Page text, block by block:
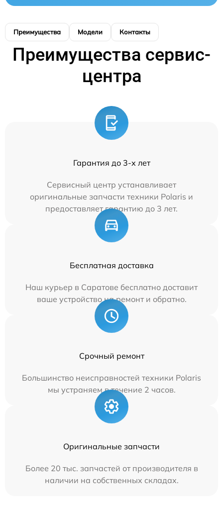
Преимущества Модели Контакты
Преимущества сервис-
центра
Гарантия до 3-х лет
Сервисный центр устанавливает
оригинальные запчасти техники Polaris и
предоставляет гарантию до 3 лет.
Бесплатная доставка
Наш курьер в Саратове бесплатно доставит
ваше устройство на ремонт и обратно.
Срочный ремонт
Большинство неисправностей техники Polaris
мы устраняем в течение 2 часов.
Оригинальные запчасти
Более 20 тыс. запчастей от производителя в
наличии на собственных складах.